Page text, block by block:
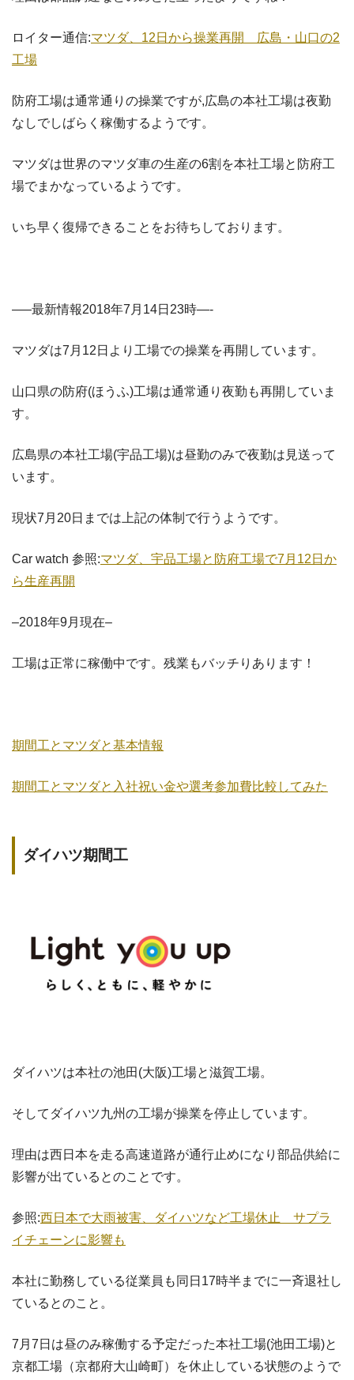
ロイター通信:マツダ、12日から操業再開 広島・山口の2
工場
防府工場は通常通りの操業ですが,広島の本社工場は夜勤
なしでしばらく稼働するようです。
マツダは世界のマツダ車の生産の6割を本社工場と防府工
場でまかなっているようです。
いち早く復帰できることをお待ちしております。
—–最新情報2018年7月14日23時—-
マツダは7月12日より工場での操業を再開しています。
山口県の防府(ほうふ)工場は通常通り夜勤も再開していま
す。
広島県の本社工場(宇品工場)は昼勤のみで夜勤は見送って
います。
現状7月20日までは上記の体制で行うようです。
Car watch 参照:マツダ、宇品工場と防府工場で7月12日か
ら生産再開
–2018年9月現在–
工場は正常に稼働中です。残業もバッチりあります！
期間工とマツダと基本情報
期間工とマツダと入社祝い金や選考参加費比較してみた
ダイハツ期間工
ダイハツは本社の池田(大阪)工場と滋賀工場。
そしてダイハツ九州の工場が操業を停止しています。
理由は西日本を走る高速道路が通行止めになり部品供給に
影響が出ているとのことです。
参照:西日本で大雨被害、ダイハツなど工場休止 サプラ
イチェーンに影響も
本社に勤務している従業員も同日17時半までに一斉退社し
ているとのこと。
7月7日は昼のみ稼働する予定だった本社工場(池田工場)と
京都工場（京都府大山崎町）を休止している状態のようで